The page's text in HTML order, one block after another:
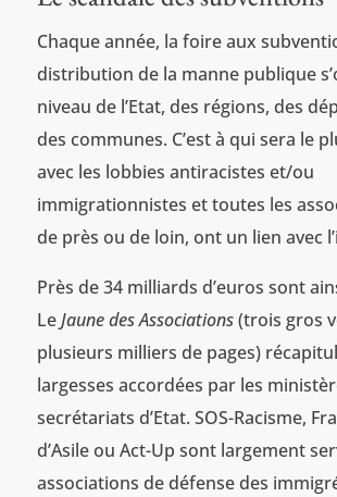
Chaque année, la foire aux
distribution de la manne publique
niveau de l’Etat, des régions, des
des communes. C’est à qui sera le
avec les lobbies antiracistes et/ou
immigrationnistes et toutes les
de près ou de loin, ont un lien avec
Près de 34 milliards d’euros sont
LeJaune des Associations(trois gros
plusieurs milliers de pages)
largesses accordées par les
secrétariats d’Etat. SOS-Racisme,
d’Asile ou Act-Up sont largement
associations de défense des